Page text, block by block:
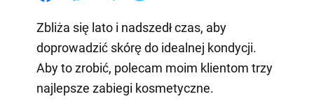
Zbliża się lato i nadszedł czas, aby
doprowadzić skórę do idealnej kondycji.
Aby to zrobić, polecam moim klientom trzy
najlepsze zabiegi kosmetyczne.